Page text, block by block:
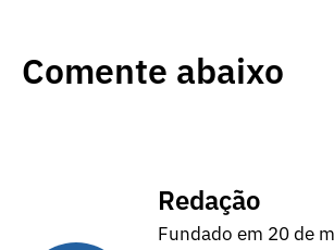
Comente abaixo
Redação
Fundado em 20 de